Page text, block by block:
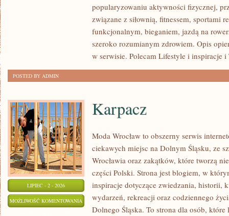
FITNESS
GRUPOWY
popularyzowaniu aktywności fizycznej,
związane z siłownią, fitnessem, sportami
funkcjonalnym, bieganiem, jazdą na
szeroko rozumianym zdrowiem. Opis
w serwisie. Polecam Lifestyle i inspiracje i
POSTED BY ADMIN
LIPIEC - 2 - 2026
MOŻLIWOŚĆ KOMENTOWANIA KARPACZ
Karpacz
Moda Wrocław to obszerny serwis
ciekawych miejsc na Dolnym Śląsku, ze
Wrocławia oraz zakątków, które tworzą
części Polski. Strona jest blogiem, w
inspiracje dotyczące zwiedzania, historii,
wydarzeń, rekreacji oraz codziennego
Dolnego Śląska. To strona dla osób,